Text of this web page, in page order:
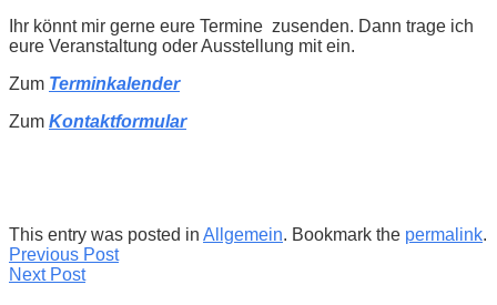
Ihr könnt mir gerne eure Termine zusenden. Dann trage ich
eure Veranstaltung oder Ausstellung mit ein.
Zum Terminkalender
Zum Kontaktformular
This entry was posted in Allgemein. Bookmark the permalink.
Previous Post
Next Post